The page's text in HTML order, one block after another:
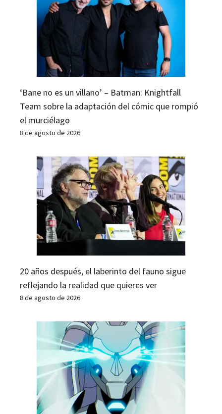
‘Bane no es un villano’ – Batman: Knightfall
Team sobre la adaptación del cómic que rompió
el murciélago
8 de agosto de 2026
20 años después, el laberinto del fauno sigue
reflejando la realidad que quieres ver
8 de agosto de 2026